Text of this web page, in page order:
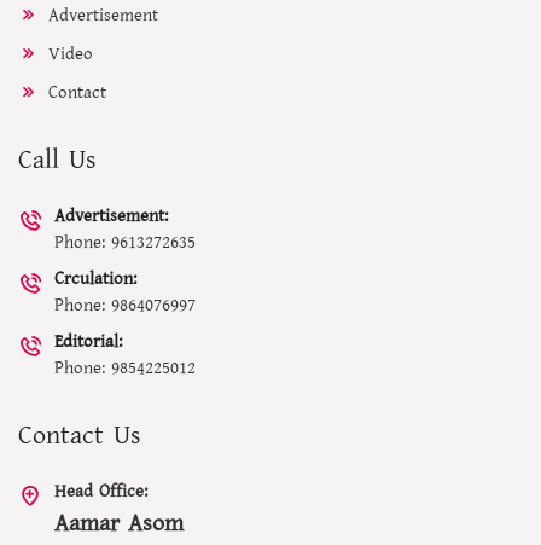
Advertisement
Video
Contact
Call Us
Advertisement:
Phone: 9613272635
Crculation:
Phone: 9864076997
Editorial:
Phone: 9854225012
Contact Us
Head Office:
Aamar Asom